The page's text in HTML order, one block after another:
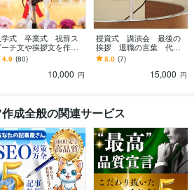
学式 卒業式 祝辞ス
ーチ文や挨拶文を作成
す PTA会長保護者会
母会代表様必見！（リ
ライト追加料金なし）
4.9 (80)
10,000 円
授賞式 講演会 最後の
挨拶 退職の言葉 代筆
します あらゆるシーンで
の最後の一言＆スピー
チ を代筆いたします！
5.0 (7)
15,000 円
成全般の関連サービス